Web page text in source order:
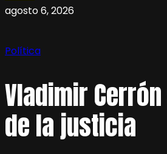
agosto 6, 2026
Política
Vladimir
de la justicia